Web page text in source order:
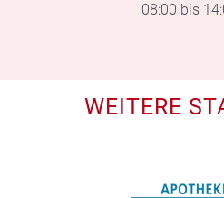
08:00 bis
WEITERE